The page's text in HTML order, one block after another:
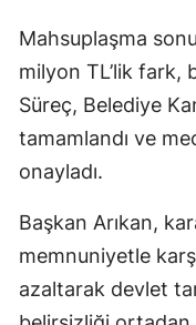
Mahsuplaşma
milyon TL’lik fark,
Süreç, Belediye
tamamlandı ve
onayladı.
Başkan Arıkan,
memnuniyetle
azaltarak devlet